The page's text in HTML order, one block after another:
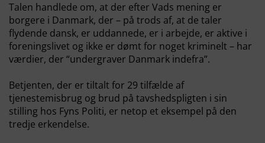
Talen handlede om, at der efter Vads mening er
borgere i Danmark, der – på trods af, at de taler
flydende dansk, er uddannede, er i arbejde, er aktive i
foreningslivet og ikke er dømt for noget kriminelt – har
værdier, der “undergraver Danmark indefra”.
Betjenten, der er tiltalt for 29 tilfælde af
tjenestemisbrug og brud på tavshedspligten i sin
stilling hos Fyns Politi, er netop et eksempel på den
tredje erkendelse.